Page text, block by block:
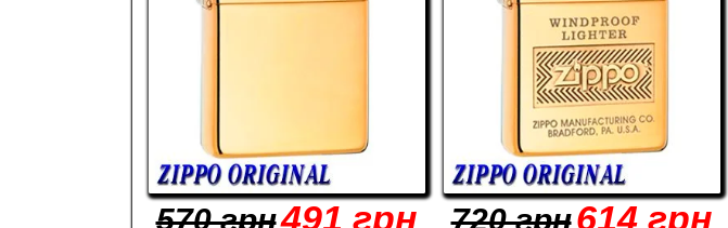
570 грн491 грн 720 грн614 грн